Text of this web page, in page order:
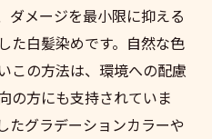
ダメージを最小限に抑える
た白髪染めです。自然な色
この方法は、環境への配慮
の方にも支持されていま
たグラデーションカラーや